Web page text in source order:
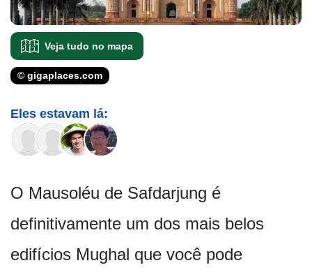
Veja tudo no mapa
© gigaplaces.com
Eles estavam lá:
O Mausoléu de Safdarjung é
definitivamente um dos mais belos
edifícios Mughal que você pode